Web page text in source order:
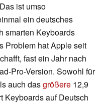
ist umso
ein deutsches
smarten Keyboards
Problem hat Apple seit
fast ein Jahr nach
Pro-Version. Sowohl für
auch dasgrößere 12,9
Keyboards auf Deutsch